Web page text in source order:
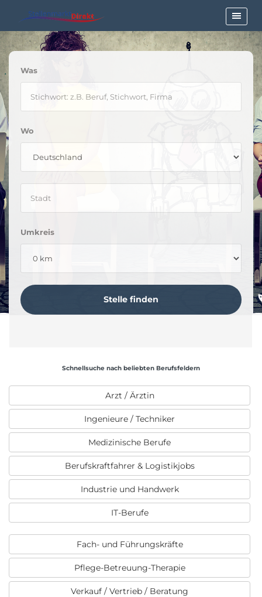
Was
Wo
Umkreis
Schnellsuche nach beliebten Berufsfeldern
Arzt / Ärztin
Ingenieure / Techniker
Medizinische Berufe
Berufskraftfahrer & Logistikjobs
Industrie und Handwerk
IT-Berufe
Fach- und Führungskräfte
Pflege-Betreuung-Therapie
Verkauf / Vertrieb / Beratung